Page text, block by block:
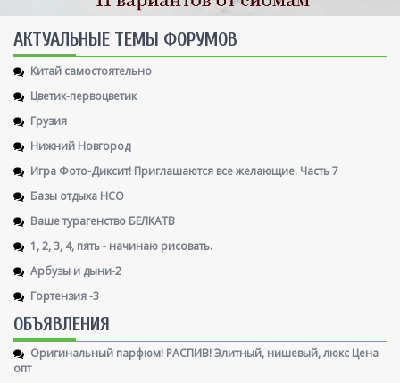
AКТУАЛЬНЫЕ ТЕМЫ ФОРУМОВ
Китай самостоятельно
Цветик-первоцветик
Грузия
Нижний Новгород
Игра Фото-Диксит! Приглашаются все желающие. Часть 7
Базы отдыха НСО
Ваше турагенство БЕЛКАТВ
1, 2, 3, 4, пять - начинаю рисовать.
Арбузы и дыни-2
Гортензия -3
ОБЪЯВЛЕНИЯ
Оригинальный парфюм! РАСПИВ! Элитный, нишевый, люкс Цена
опт